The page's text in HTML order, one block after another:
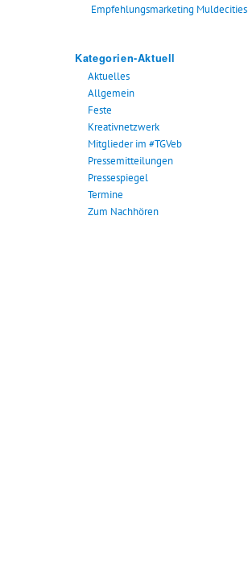
Empfehlungsmarketing Muldecities
Kategorien-Aktuell
Aktuelles
Allgemein
Feste
Kreativnetzwerk
Mitglieder im #TGVeb
Pressemitteilungen
Pressespiegel
Termine
Zum Nachhören